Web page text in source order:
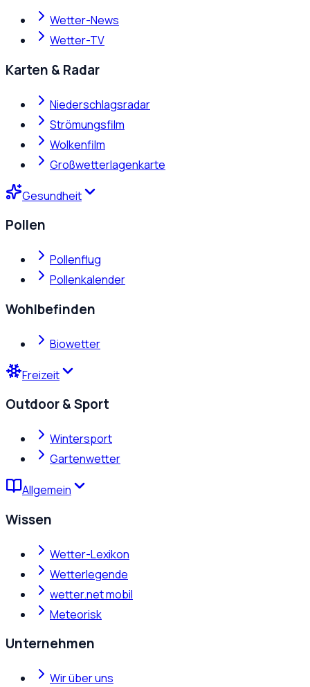
Wetter-News
Wetter-TV
Karten & Radar
Niederschlagsradar
Strömungsfilm
Wolkenfilm
Großwetterlagenkarte
Gesundheit
Pollen
Pollenflug
Pollenkalender
Wohlbefinden
Biowetter
Freizeit
Outdoor & Sport
Wintersport
Gartenwetter
Allgemein
Wissen
Wetter-Lexikon
Wetterlegende
wetter.net mobil
Meteorisk
Unternehmen
Wir über uns